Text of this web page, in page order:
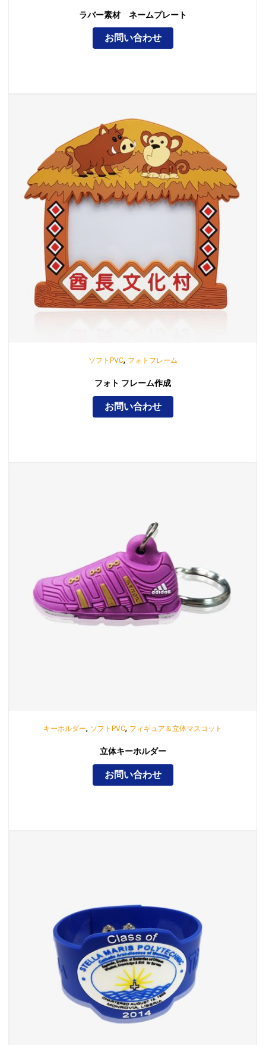
ラバー素材 ネームプレート
お問い合わせ
ソフトPVC, フォトフレーム
フォト フレーム作成
お問い合わせ
キーホルダー, ソフトPVC, フィギュア＆立体マスコット
立体キーホルダー
お問い合わせ